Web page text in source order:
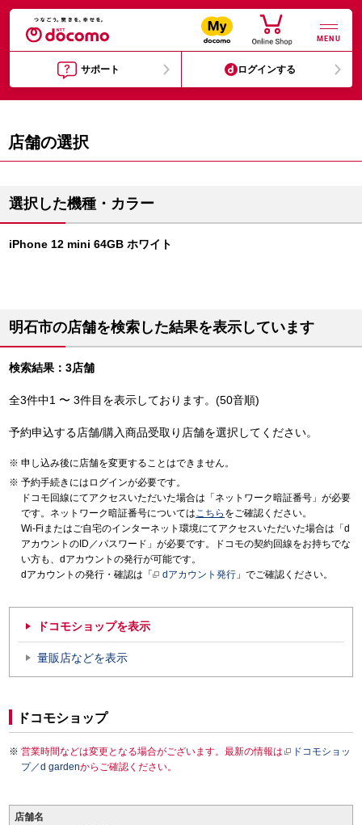
MENU
サポート ログインする
店舗の選択
選択した機種・カラー
iPhone 12 mini 64GB ホワイト
明石市の店舗を検索した結果を表示しています
検索結果：3店舗
全3件中1 〜 3件目を表示しております。(50音順)
予約申込する店舗/購入商品受取り店舗を選択してください。
申し込み後に店舗を変更することはできません。
予約手続きにはログインが必要です。
ドコモ回線にてアクセスいただいた場合は「ネットワーク暗証番号」が必要
です。ネットワーク暗証番号についてはこちら をご確認ください。
Wi-Fiまたはご自宅のインターネット環境にてアクセスいただいた場合は「d
アカウントのID／パスワード」が必要です。ドコモの契約回線をお持ちでな
い方も、dアカウントの発行が可能です。
dアカウントの発行・確認は「
dアカウント発行 」でご確認ください。
ドコモショップを表示
量販店などを表示
ドコモショップ
営業時間などは変更となる場合がございます。最新の情報は
ドコモショッ
プ／d gardenからご確認ください。
店舗名